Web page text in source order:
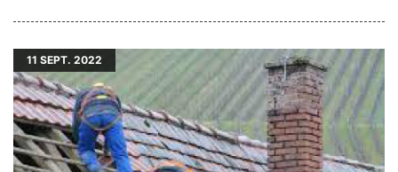
11 SEPT. 2022